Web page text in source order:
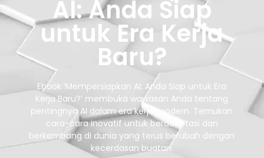
Al: Anda Siap
untuk Era Kerja
Baru?​
Ebook ‘Mempersiapkan AI: Anda Siap untuk Era
Kerja Baru?’ membuka wawasan Anda tentang
pentingnya AI dalam era kerja modern. Temukan
cara-cara inovatif untuk beradaptasi dan
berkembang di dunia yang terus berubah dengan
kecerdasan buatan.